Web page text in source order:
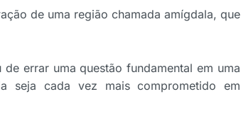
de uma região chamada amígdala, que
de errar uma questão fundamental em uma
seja cada vez mais comprometido em